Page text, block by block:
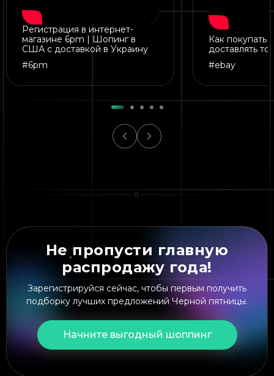
Регистрация в интернет-
магазине 6pm | Шопинг в
США с доставкой в Украину
#6pm
Как покупать
доставлять
#ebay
Не пропусти главную
распродажу года!
Зарегистрируйся сейчас, чтобы первым получить
подборку лучших предложений Черной пятницы.
Начните выгодный шоппинг